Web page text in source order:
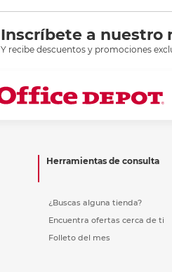
Inscríbete a nuestro
Y recibe descuentos y promociones
Herramientas de consulta
¿Buscas alguna tienda?
Encuentra ofertas cerca de ti
Folleto del mes